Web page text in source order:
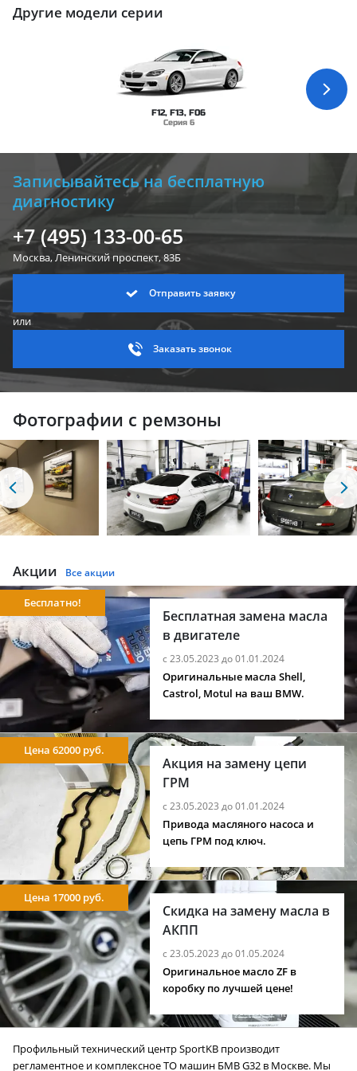
Другие модели серии
F12, F13, F06
Серия 6
Записывайтесь на бесплатную
диагностику
+7 (495) 133-00-65
Москва, Ленинскийпроспект, 83Б
Отправить заявку
или
Заказать звонок
Фотографии с ремзоны
Акции Все акции
Бесплатная замена масла
в двигателе
с 23.05.2023 до 01.01.2024
Бесплатно!
Оригинальные масла Shell,
Castrol, Motul на ваш BMW.
Акция на замену цепи
ГРМ
с 23.05.2023 до 01.01.2024
Цена 62000 руб.
Привода масляного насоса и
цепь ГРМ под ключ.
Скидка на замену масла в
АКПП
с 23.05.2023 до 01.05.2024
Цена 17000 руб.
Оригинальное масло ZF в
коробку по лучшей цене!
Профильный технический центр SportKB производит
регламентное и комплексное ТО машин БМВ G32 в Москве. Мы